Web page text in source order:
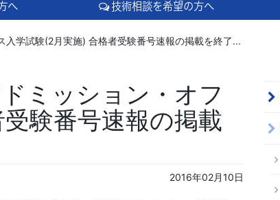
へ 技術相談を希望の方へ
学試験(2月実施) 合格者受験番号速報の掲載を終了...
ミッション・オフ
験番号速報の掲載
2016年02月10日